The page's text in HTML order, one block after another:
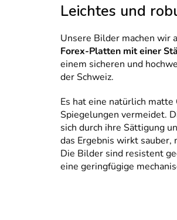
Leichtes und
Unsere Bilder machen wir
Forex-Platten mit einer
einem sicheren und
der Schweiz.
Es hat eine natürlich matte
Spiegelungen vermeidet.
sich durch ihre Sättigung
das Ergebnis wirkt sauber,
Die Bilder sind resistent
eine geringfügige